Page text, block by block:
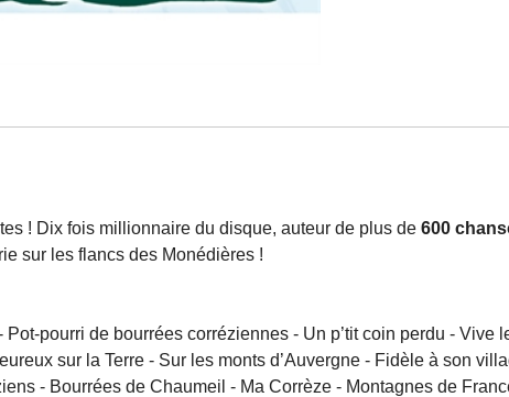
! Dix fois millionnaire du disque, auteur de plus de 600
sur les flancs des Monédières !
pourri de bourrées corréziennes - Un p’tit coin perdu - Vive
sur la Terre - Sur les monts d’Auvergne - Fidèle à son
- Bourrées de Chaumeil - Ma Corrèze - Montagnes de